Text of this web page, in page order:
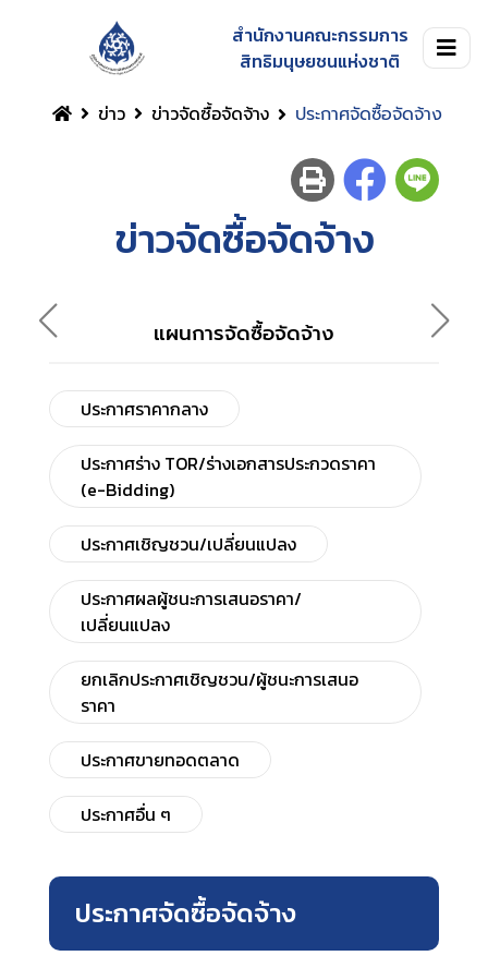
สำนักงานคณะกรรมการ
สิทธิมนุษยชนแห่งชาติ
ข่าว
ข่าวจัดซื้อจัดจ้าง ประกาศจัดซื้อจัดจ้าง
ข่าวจัดซื้อจัดจ้าง
แผนการจัดซื้อจัดจ้าง
ประกาศราคากลาง
ประกาศร่าง TOR/ร่างเอกสารประกวดราคา
(e-Bidding)
ประกาศเชิญชวน/เปลี่ยนแปลง
ประกาศผลผู้ชนะการเสนอราคา/
เปลี่ยนแปลง
ยกเลิกประกาศเชิญชวน/ผู้ชนะการเสนอ
ราคา
ประกาศขายทอดตลาด
ประกาศอื่น ๆ
ประกาศจัดซื้อจัดจ้าง